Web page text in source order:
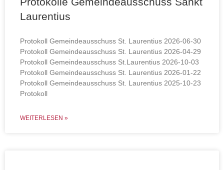
Laurentius
Protokoll Gemeindeausschuss St. Laurentius 2026-06-30
Protokoll Gemeindeausschuss St. Laurentius 2026-04-29
Protokoll Gemeindeausschuss St.Laurentius 2026-10-03
Protokoll Gemeindeausschuss St. Laurentius 2026-01-22
Protokoll Gemeindeausschuss St. Laurentius 2025-10-23
Protokoll
WEITERLESEN »